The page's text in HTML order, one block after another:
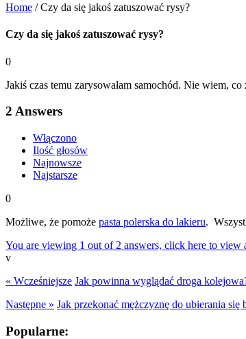
Home /Czy da się jakoś zatuszować rysy?
Czy da się jakoś zatuszować rysy?
0
Jakiś czas temu zarysowałam samochód. Nie wiem,
2 Answers
Włączono
Ilość głosów
Najnowsze
Najstarsze
0
Możliwe, że pomoże pasta polerska do lakieru.
You are viewing 1 out of 2 answers, click here to view
v
« Wcześniejsze Jak powinna wyglądać droga
Następne » Jak przekonać mężczyznę do ubierania się
Popularne: